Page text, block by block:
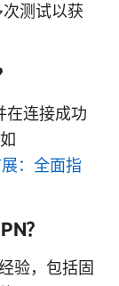
测试以获
在连接成功
：全面指
？
验，包括固